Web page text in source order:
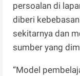
persoalan di
diberi
sekitarnya dan
sumber yang
“Model